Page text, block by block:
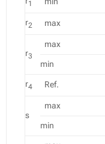
1
r2 max
r3
max
min
r4 Ref.
s
max
min